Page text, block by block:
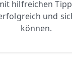
hilfreichen
und
können.